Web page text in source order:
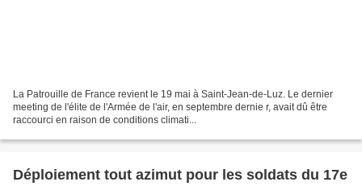
La Patrouille de France revient le 19 mai à Saint-Jean-de-Luz. Le dernier
meeting de l'élite de l'Armée de l'air, en septembre dernie r, avait dû être
raccourci en raison de conditions climati...
Déploiement tout azimut pour les soldats du 17e